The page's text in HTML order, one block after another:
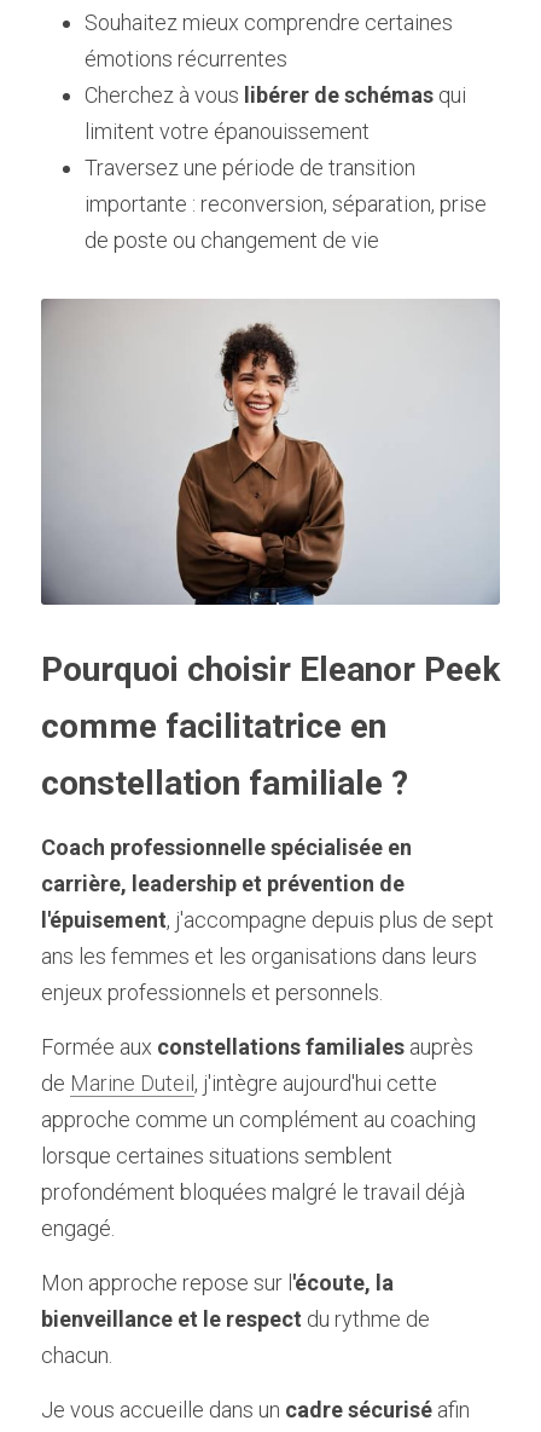
Souhaitez mieux comprendre certaines
émotions récurrentes
Cherchez à vous libérer de schémas qui
limitent votre épanouissement
Traversez une période de transition
importante : reconversion, séparation, prise
de poste ou changement de vie
Pourquoi choisir Eleanor Peek
comme facilitatrice en
constellation familiale ?
Coach professionnelle spécialisée en
carrière, leadership et prévention de
l'épuisement, j'accompagne depuis plus de sept
ans les femmes et les organisations dans leurs
enjeux professionnels et personnels.
Formée aux constellations familiales auprès
de Marine Duteil , j'intègre aujourd'hui cette
approche comme un complément au coaching
lorsque certaines situations semblent
profondément bloquées malgré le travail déjà
engagé.
Mon approche repose sur l 'écoute, la
bienveillance et le respect du rythme de
chacun.
Je vous accueille dans un cadre sécurisé afin